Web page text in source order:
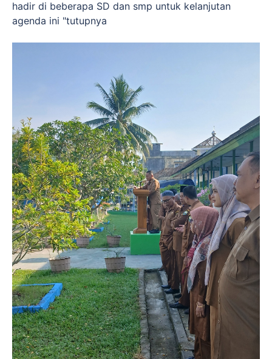
hadir di beberapa SD dan smp untuk kelanjutan
agenda ini "tutupnya